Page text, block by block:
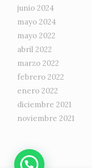
junio 2024
mayo 2024
mayo 2022
abril 2022
marzo 2022
febrero 2022
enero 2022
diciembre 2021
noviembre 2021